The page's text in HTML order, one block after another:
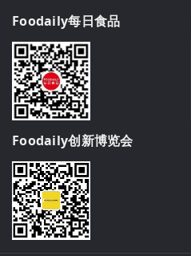
Foodaily每日食品
Foodaily创新博览会